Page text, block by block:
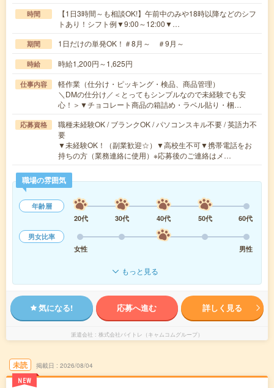
時間
【1日3時間～も相談OK!】午前中のみや18時以降などのシフ
トあり！シフト例▼9:00～12:00▼…
期間 1日だけの単発OK！＃8月～ ＃9月～
時給 時給1,200円～1,625円
仕事内容
軽作業（仕分け・ピッキング・検品、商品管理）
＼DMの仕分け／＜とってもシンプルなので未経験でも安
心！＞▼チョコレート商品の箱詰め・ラベル貼り・梱…
応募資格
職種未経験OK / ブランクOK / パソコンスキル不要 / 英語力不
要
▼未経験OK！（副業歓迎☆）▼高校生不可▼携帯電話をお
持ちの方（業務連絡に使用）※応募後のご連絡はメ…
職場の雰囲気
年齢層
20代
30代 40代 50代
60代
男女比率
女性
男性
もっと見る
気になる! 応募へ進む 詳しく見る
派遣会社 株式会社バイトレ（キャムコムグループ）
未読
NEW
掲載日 2026/08/04